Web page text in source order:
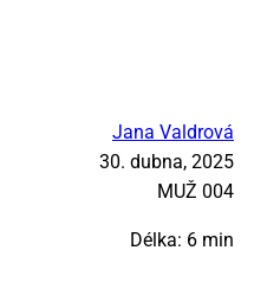
Jana Valdrová
30. dubna, 2025
MUŽ 004
Délka: 6 min